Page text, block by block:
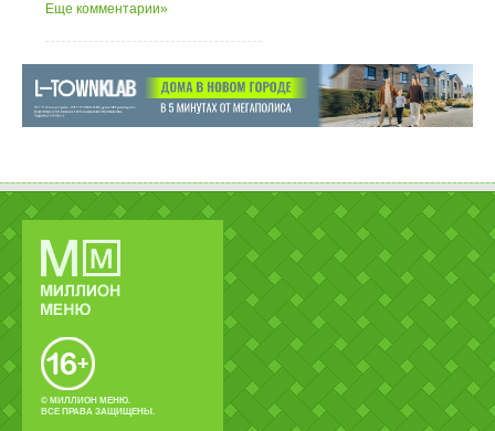
Еще комментарии»
© МИЛЛИОН МЕНЮ.
ВСЕ ПРАВА ЗАЩИЩЕНЫ.